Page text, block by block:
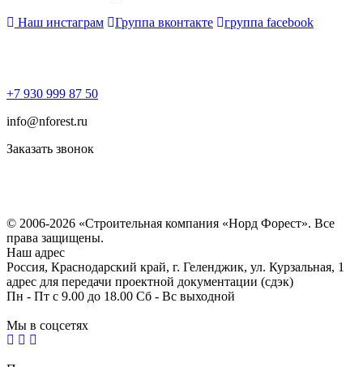
Наш инстаграм Группа вконтакте группа facebook
+7 930 999 87 50
info@nforest.ru
Заказать звонок
© 2006-2026 «Строительная компания «Норд Форест». Все
права защищены.
Наш адрес
Россия, Краснодарский край, г. Геленджик, ул. Курзальная, 1
адрес для передачи проектной документации (сдэк)
Пн - Пт с 9.00 до 18.00 Сб - Вс выходной
Мы в соцсетях